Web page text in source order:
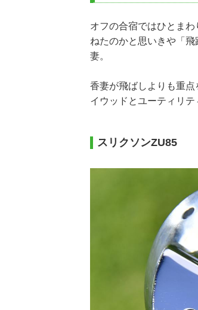
オフの合宿ではひとま
ねたのかと思いきや「
妻。
香妻が飛ばしよりも重
イウッドとユーティリテ
スリクソンZU85